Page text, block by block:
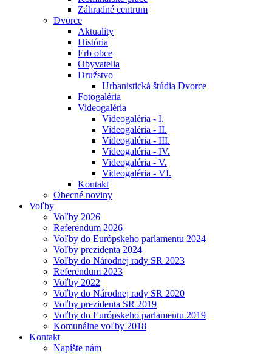
Záhradné centrum
Dvorce
Aktuality
História
Erb obce
Obyvatelia
Družstvo
Urbanistická štúdia Dvorce
Fotogaléria
Videogaléria
Videogaléria - I.
Videogaléria - II.
Videogaléria - III.
Videogaléria - IV.
Videogaléria - V.
Videogaléria - VI.
Kontakt
Obecné noviny
Voľby
Voľby 2026
Referendum 2026
Voľby do Európskeho parlamentu 2024
Voľby prezidenta 2024
Voľby do Národnej rady SR 2023
Referendum 2023
Voľby 2022
Voľby do Národnej rady SR 2020
Voľby prezidenta SR 2019
Voľby do Európskeho parlamentu 2019
Komunálne voľby 2018
Kontakt
Napíšte nám